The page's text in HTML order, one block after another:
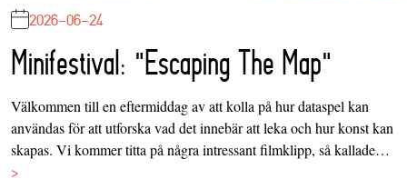
2026-06-24
Minifestival: "Escaping The Map"
Välkommen till en eftermiddag av att kolla på hur dataspel kan
användas för att utforska vad det innebär att leka och hur konst kan
skapas. Vi kommer titta på några intressant filmklipp, så kallade…
>